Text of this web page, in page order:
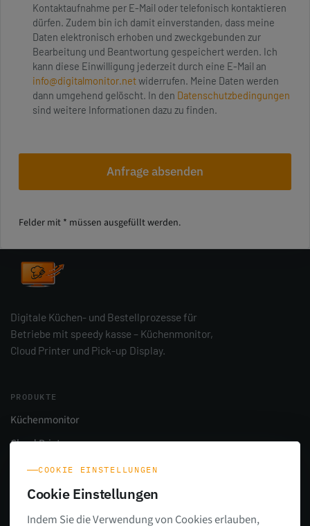
Kontaktaufnahme per E-Mail oder telefonisch kontaktieren
dürfen. Zudem bin ich damit einverstanden, dass meine
Daten elektronisch erhoben und zweckgebunden zur
Bearbeitung und Beantwortung gespeichert werden. Ich
kann diese Einwilligung jederzeit durch eine E-Mail an
info@digitalmonitor.netwiderrufen. Meine Daten werden
dann umgehend gelöscht. In den Datenschutzbedingungen
sind weitere Informationen dazu zu finden.
Anfrage absenden
Felder mit * müssen ausgefüllt werden.
Digitale Küchen- und Bestellprozesse für
Betriebe mit speedy kasse – Küchenmonitor,
Cloud Printer und Pick-up Display.
PRODUKTE
Küchenmonitor
Cloud Printer
Pick-up Display
Alle Produkte
COOKIE EINSTELLUNGEN
Cookie Einstellungen
Indem Sie die Verwendung von Cookies erlauben,